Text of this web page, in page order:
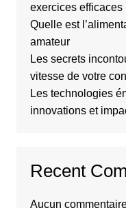
exercices efficaces
Quelle est
amateur
Les secrets
vitesse de votre
Les technologies
innovations et
Recent
Aucun